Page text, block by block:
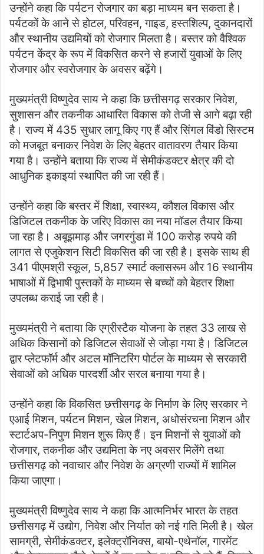
उन्होंने कहा कि पर्यटन रोजगार का बड़ा माध्यम बन सकता है।
पर्यटकों के आने से होटल, परिवहन, गाइड, हस्तशिल्प, दुकानदारों
और स्थानीय उद्यमियों को रोजगार मिलता है। बस्तर को वैश्विक
पर्यटन केंद्र के रूप में विकसित करने से हजारों युवाओं के लिए
रोजगार और स्वरोजगार के अवसर बढ़ेंगे।
मुख्यमंत्री विष्णुदेव साय ने कहा कि छत्तीसगढ़ सरकार निवेश,
सुशासन और तकनीक आधारित विकास को तेजी से आगे बढ़ा रही
है। राज्य में 435 सुधार लागू किए गए हैं और सिंगल विंडो सिस्टम
को मजबूत बनाकर निवेश के लिए बेहतर वातावरण तैयार किया
गया है। उन्होंने बताया कि राज्य में सेमीकंडक्टर क्षेत्र की दो
आधुनिक इकाइयां स्थापित की जा रही हैं।
उन्होंने कहा कि बस्तर में शिक्षा, स्वास्थ्य, कौशल विकास और
डिजिटल तकनीक के जरिए विकास का नया मॉडल तैयार किया
जा रहा है। अबूझमाड़ और जगरगुंडा में 100 करोड़ रुपये की
लागत से एजुकेशन सिटी विकसित की जा रही है। इसके साथ ही
341 पीएमश्री स्कूल, 5,857 स्मार्ट क्लासरूम और 16 स्थानीय
भाषाओं में द्विभाषी पुस्तकों के माध्यम से बच्चों को बेहतर शिक्षा
उपलब्ध कराई जा रही है।
मुख्यमंत्री ने बताया कि एग्रीस्टैक योजना के तहत 33 लाख से
अधिक किसानों को डिजिटल सेवाओं से जोड़ा गया है। डिजिटल
द्वार प्लेटफॉर्म और अटल मॉनिटरिंग पोर्टल के माध्यम से सरकारी
सेवाओं को अधिक पारदर्शी और सरल बनाया गया है।
उन्होंने कहा कि विकसित छत्तीसगढ़ के निर्माण के लिए सरकार ने
एआई मिशन, पर्यटन मिशन, खेल मिशन, अधोसंरचना मिशन और
स्टार्टअप-निपुण मिशन शुरू किए हैं। इन मिशनों से युवाओं को
रोजगार, तकनीक और उद्यमिता के नए अवसर मिलेंगे तथा
छत्तीसगढ़ को नवाचार और निवेश के अग्रणी राज्यों में शामिल
किया जाएगा।
मुख्यमंत्री विष्णुदेव साय ने कहा कि आत्मनिर्भर भारत के तहत
छत्तीसगढ़ में उद्योग, निवेश और निर्यात को नई गति मिली है। खेल
सामग्री, सेमीकंडक्टर, इलेक्ट्रॉनिक्स, बायो-एथेनॉल, गारमेंट